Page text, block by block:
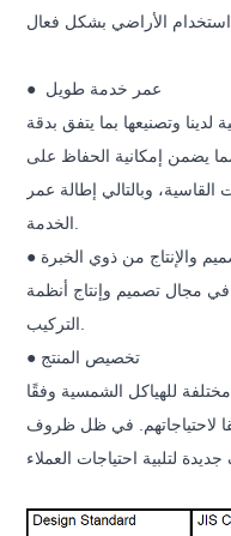
● عمر خدمة طويل
وتصنيعها بما يتفق بدقة
يضمن إمكانية الحفاظ على
وبالتالي إطالة عمر
والإنتاج من ذوي الخبرة
الخبرة في مجال تصميم وإنتاج أنظمة
● تخصيص المنتج
للهياكل الشمسية وفقًا
لاحتياجاتهم. في ظل ظروف